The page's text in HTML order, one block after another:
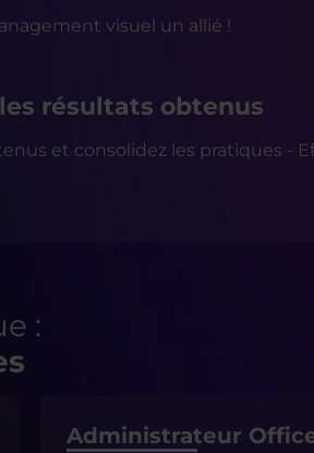
visuel un allié !
résultats obtenus
et consolidez les pratiques -
:
Administrateur